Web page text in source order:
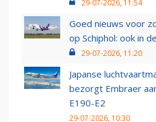
29-07-2026, 11:54
Goed nieuws voor
op Schiphol: ook in
29-07-2026, 11:20
Japanse
bezorgt Embraer
E190-E2
29-07-2026, 10:30